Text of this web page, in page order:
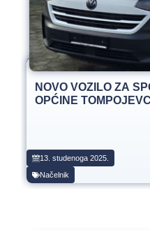
NOVO VOZILO ZA
OPĆINE TOMPOJEVCI
13. studenoga 2025.
Načelnik